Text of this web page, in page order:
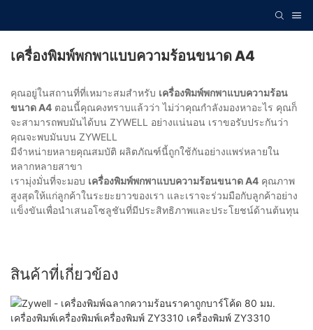
เครื่องพิมพ์พกพาแบบความร้อนขนาด A4
คุณอยู่ในสถานที่ที่เหมาะสมสำหรับ เครื่องพิมพ์พกพาแบบความร้อน
ขนาด A4 ตอนนี้คุณคงทราบแล้วว่า ไม่ว่าคุณกำลังมองหาอะไร คุณก็
จะสามารถพบมันได้บน ZYWELL อย่างแน่นอน เราขอรับประกันว่า
คุณจะพบมันบน ZYWELL
มีจำหน่ายหลายคุณสมบัติ ผลิตภัณฑ์นี้ถูกใช้กันอย่างแพร่หลายใน
หลากหลายสาขา
เรามุ่งมั่นที่จะมอบ เครื่องพิมพ์พกพาแบบความร้อนขนาด A4 คุณภาพ
สูงสุดให้แก่ลูกค้าในระยะยาวของเรา และเราจะร่วมมือกับลูกค้าอย่าง
แข็งขันเพื่อนำเสนอโซลูชันที่มีประสิทธิภาพและประโยชน์ด้านต้นทุน
สินค้าที่เกี่ยวข้อง